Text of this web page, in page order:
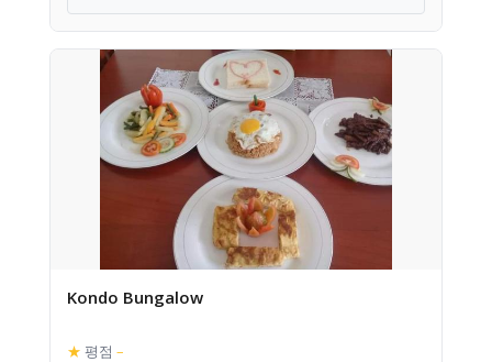
Kondo Bungalow
★ 평점 –